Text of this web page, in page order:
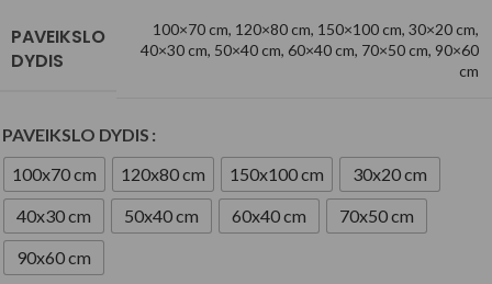
PAVEIKSLO
DYDIS
100×70 cm, 120×80 cm, 150×100 cm, 30×20 cm,
40×30 cm, 50×40 cm, 60×40 cm, 70×50 cm, 90×60
cm
PAVEIKSLO DYDIS
100x70 cm
120x80 cm 150x100 cm
30x20 cm
40x30 cm
50x40 cm 60x40 cm
70x50 cm
90x60 cm